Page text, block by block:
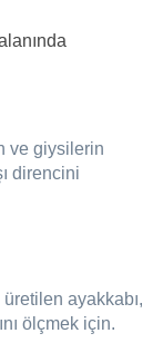
ve giysilerin
direncini
ayakkabı,
ölçmek için.